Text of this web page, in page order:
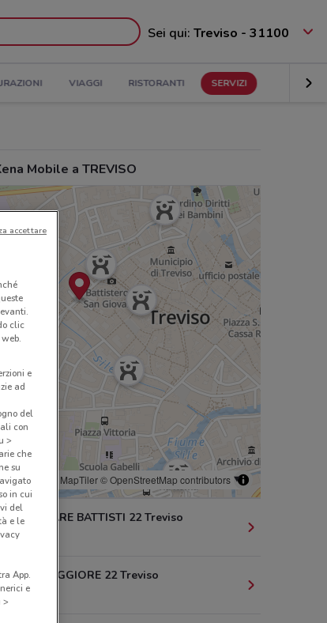
Sei qui: Treviso - 31100
VIAGGI RISTORANTI SERVIZI
Mobile a TREVISO
© MapTiler© OpenStreetMap contributors
CESARE BATTISTI 22 Treviso
m
CALMAGGIORE 22 Treviso
m
clic
e
ad
del
con
>
che
su
in cui
del
e le
App.
e
>
accettare